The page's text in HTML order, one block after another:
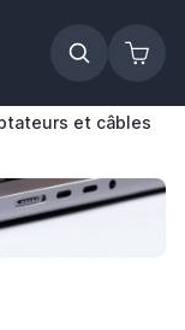
et câbles